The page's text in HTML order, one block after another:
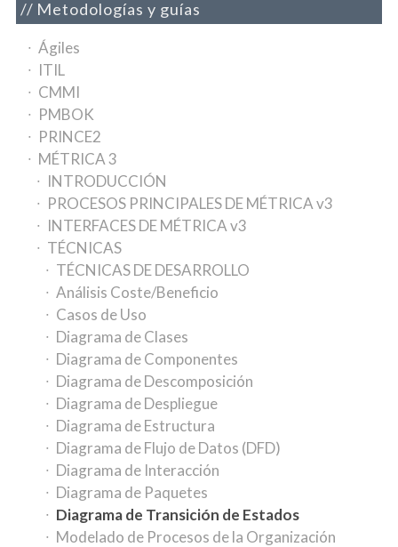
Metodologías y guías
Ágiles
ITIL
CMMI
PMBOK
PRINCE2
MÉTRICA 3
INTRODUCCIÓN
PROCESOS PRINCIPALES DE MÉTRICA v3
INTERFACES DE MÉTRICA v3
TÉCNICAS
TÉCNICAS DE DESARROLLO
Análisis Coste/Beneficio
Casos de Uso
Diagrama de Clases
Diagrama de Componentes
Diagrama de Descomposición
Diagrama de Despliegue
Diagrama de Estructura
Diagrama de Flujo de Datos (DFD)
Diagrama de Interacción
Diagrama de Paquetes
Diagrama de Transición de Estados
Modelado de Procesos de la Organización